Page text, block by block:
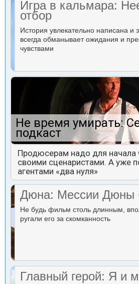
Игра в кальмара:
отбор
История увлекательно написана
всегда обманывает ожидания и
чувствами
Не время умирать:
подкаст
Продюсерам надо для начала
своими сценаристами. А уже
агентами «два нуля»
Дюна: Мессии Дюны
Не будь фильм столь длинным,
ругали его за скомканность
Главный герой: Я и